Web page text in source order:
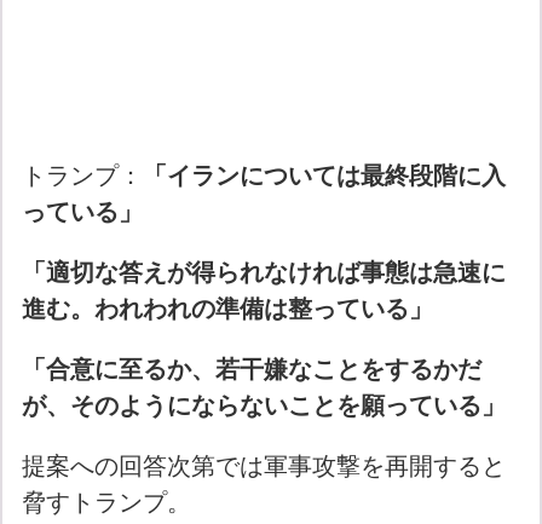
トランプ：
「イランについては最終段階に入
っている」
「適切な答えが得られなければ事態は急速に
進む。われわれの準備は整っている」
「合意に至るか、若干嫌なことをするかだ
が、そのようにならないことを願っている」
提案への回答次第では軍事攻撃を再開すると
脅すトランプ。